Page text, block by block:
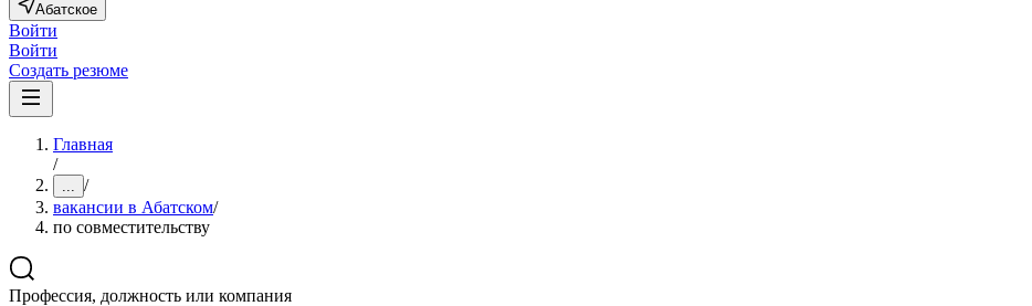
Абатское
Войти
Войти
Создать резюме
Главная
/
... /
вакансии в Абатском/
по совместительству
Профессия, должность или компания